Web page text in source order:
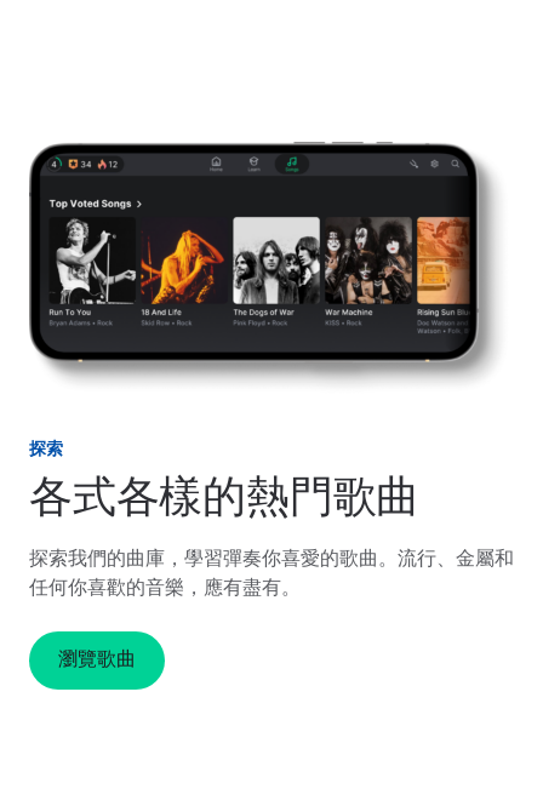
探索
各式各樣的熱門歌曲
探索我們的曲庫，學習彈奏你喜愛的歌曲。流行、金屬和
任何你喜歡的音樂，應有盡有。
瀏覽歌曲